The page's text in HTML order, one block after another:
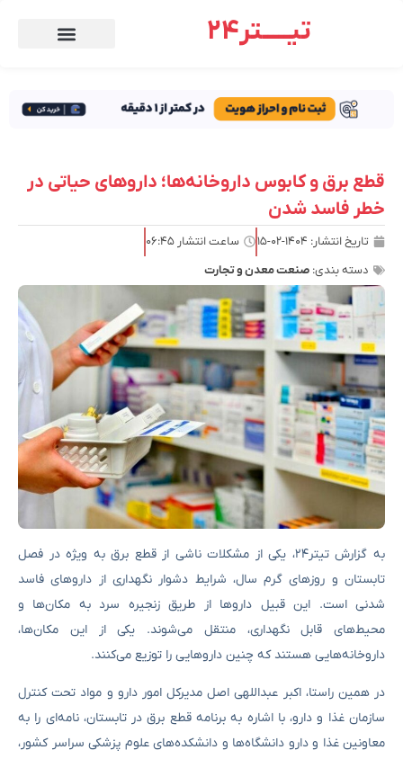
تیـــــتر24
قطع برق و کابوس داروخانه‌ها؛ داروهای حیاتی در
خطر فاسد شدن
تاریخ انتشار: ۱۴۰۴-۰۲-۱۵ ساعت انتشار ۰۶:۴۵
دسته بندی: صنعت معدن و تجارت
به گزارش تیتر۲۴، یکی از مشکلات ناشی از قطع برق به ویژه در فصل
تابستان و روزهای گرم سال، شرایط دشوار نگهداری از داروهای فاسد
شدنی است. این قبیل داروها از طریق زنجیره سرد به مکان‌ها و
محیط‌های قابل نگهداری، منتقل می‌شوند. یکی از این مکان‌ها،
داروخانه‌هایی هستند که چنین داروهایی را توزیع می‌کنند.
در همین راستا، اکبر عبداللهی اصل مدیرکل امور دارو و مواد تحت کنترل
سازمان غذا و دارو، با اشاره به برنامه قطع برق در تابستان، نامه‌ای را به
معاونین غذا و دارو دانشگاه‌ها و دانشکده‌های علوم پزشکی سراسر کشور،